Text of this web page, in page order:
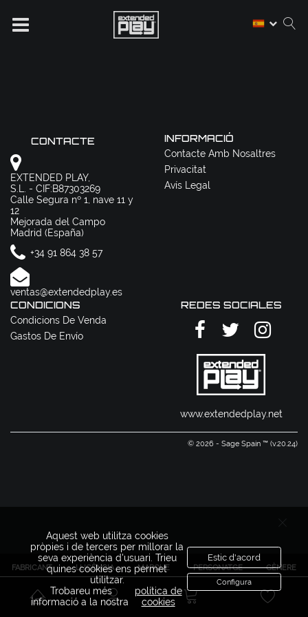
FABRICANT LLICÈNCIA MARQUE PERSONATGE GÈNERE
CONTACTE
EXTENDED PLAY,
S.L. - CIF:B87303269
Calle Segura nº 1, nave 11 y
12
Mejorada del Campo
Madrid (España)
+34 91 864 38 57
ventas@extendedplay.es
INFORMACIÓ
Contacte Amb Nosaltres
Privacitat
Avís Legal
CONDICIONS
Condicions De Venda
Gastos De Envío
REDES SOCIALES
www.extendedplay.net
© 2026 - Sage Spain ™ (v.20.24)
Aquest web utilitza cookies
pròpies i de tercers per millorar la
seva experiència d'usuari. Trieu
quines cookies ens permet
utilitzar.
Trobareu més
informació a la nostra
política de
cookies
Estic d'acord
Configura